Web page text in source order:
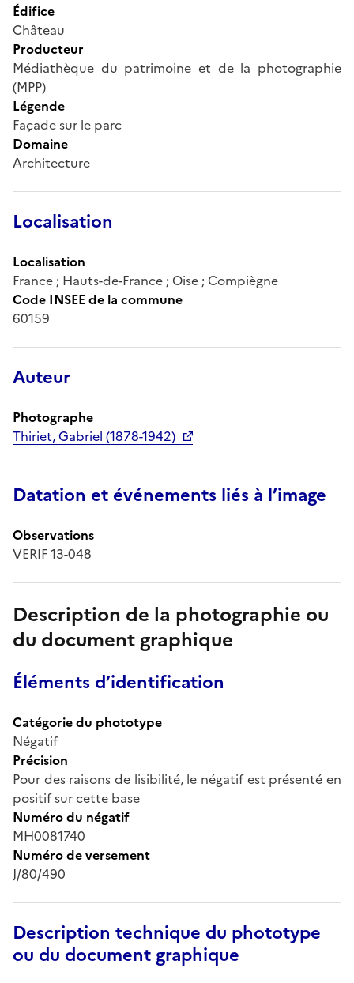
Édifice
Château
Producteur
Médiathèque du patrimoine et de la photographie
(MPP)
Légende
Façade sur le parc
Domaine
Architecture
Localisation
Localisation
France ; Hauts-de-France ; Oise ; Compiègne
Code INSEE de la commune
60159
Auteur
Photographe
Thiriet, Gabriel (1878-1942)
Datation et événements liés à l’image
Observations
VERIF 13-048
Description de la photographie ou
du document graphique
Éléments d’identification
Catégorie du phototype
Négatif
Précision
Pour des raisons de lisibilité, le négatif est présenté en
positif sur cette base
Numéro du négatif
MH0081740
Numéro de versement
J/80/490
Description technique du phototype
ou du document graphique